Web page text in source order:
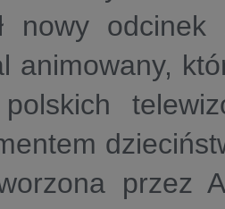
nowy odcinek
animowany,
przez